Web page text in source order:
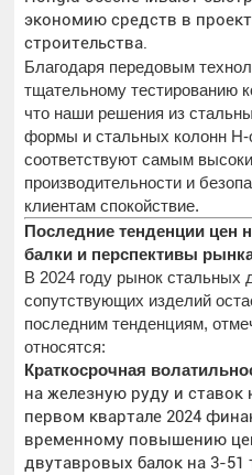
экономию средств в
строительства.
Благодаря передовым
тщательному тестированию
что наши решения из
формы и стальных колонн
соответствуют самым
производительности и
клиентам спокойствие.
Последние тенденции цен
балки и перспективы
В 2024 году рынок стальных
сопутствующих изделий
последним тенденциям,
относятся:
Краткосрочная
на железную руду и ставок
первом квартале 2024
временному повышению
двутавровых балок на 3-